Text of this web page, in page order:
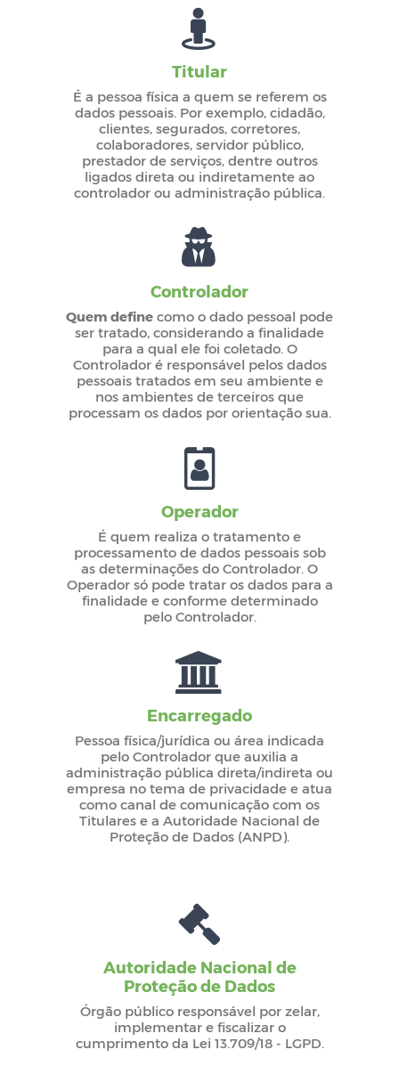
Titular
É a pessoa física a quem se referem os
dados pessoais. Por exemplo, cidadão,
clientes, segurados, corretores,
colaboradores, servidor público,
prestador de serviços, dentre outros
ligados direta ou indiretamente ao
controlador ou administração pública.
Controlador
Quem define como o dado pessoal pode
ser tratado, considerando a finalidade
para a qual ele foi coletado. O
Controlador é responsável pelos dados
pessoais tratados em seu ambiente e
nos ambientes de terceiros que
processam os dados por orientação sua.
Operador
É quem realiza o tratamento e
processamento de dados pessoais sob
as determinações do Controlador. O
Operador só pode tratar os dados para a
finalidade e conforme determinado
pelo Controlador.
Encarregado
Pessoa física/jurídica ou área indicada
pelo Controlador que auxilia a
administração pública direta/indireta ou
empresa no tema de privacidade e atua
como canal de comunicação com os
Titulares e a Autoridade Nacional de
Proteção de Dados (ANPD).
Autoridade Nacional de
Proteção de Dados
Órgão público responsável por zelar,
implementar e fiscalizar o
cumprimento da Lei 13.709/18 - LGPD.